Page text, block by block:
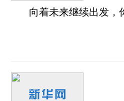
向着未来继续出发，